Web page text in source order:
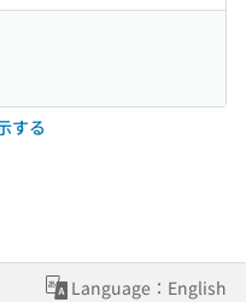
する
Language：English